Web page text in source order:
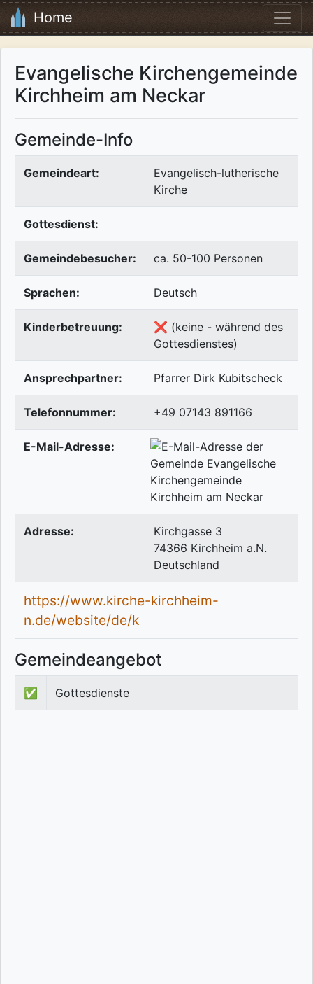
Home
Evangelische Kirchengemeinde
Kirchheim am Neckar
Gemeinde-Info
Gemeindeart:
Evangelisch-lutherische
Kirche
Gottesdienst:
Gemeindebesucher: ca. 50-100 Personen
Sprachen: Deutsch
Kinderbetreuung:
❌ (keine - während des
Gottesdienstes)
Ansprechpartner: Pfarrer Dirk Kubitscheck
Telefonnummer: +49 07143 891166
E-Mail-Adresse:
Adresse:
Kirchgasse 3
74366 Kirchheim a.N.
Deutschland
https://www.kirche-kirchheim-
n.de/website/de/k
Gemeindeangebot
✅ Gottesdienste